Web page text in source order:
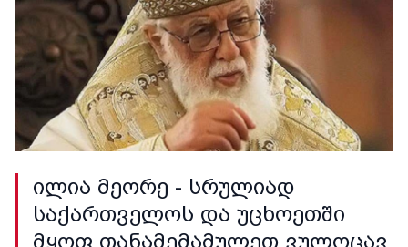
ილია მეორე - სრულიად
საქართველოს და უცხოეთში
მყოფ თანამემამულეთ ვულოცავ